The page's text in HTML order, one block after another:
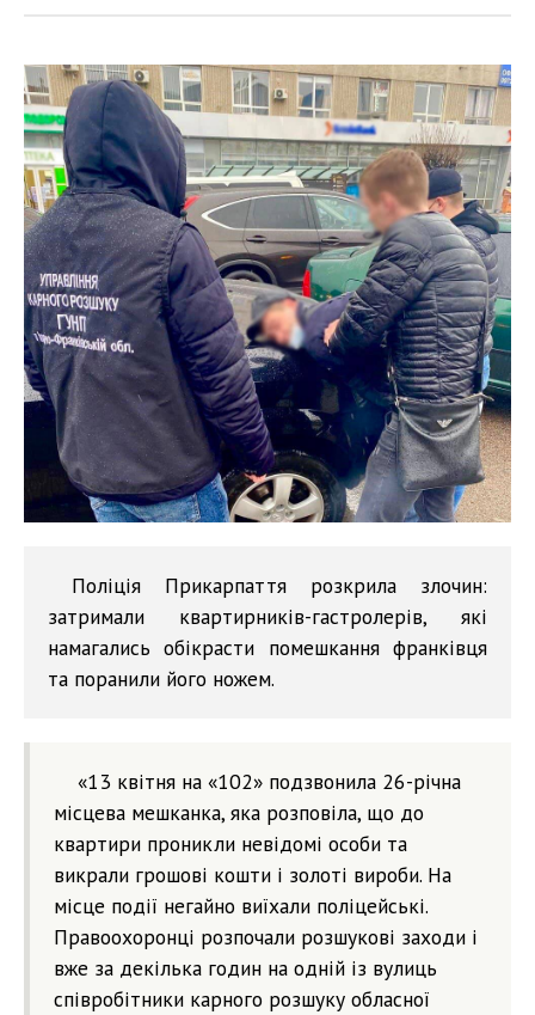
Поліція Прикарпаття розкрила злочин:
затримали квартирників-гастролерів, які
намагались обікрасти помешкання франківця
та поранили його ножем.
«13 квітня на «102» подзвонила 26-річна
місцева мешканка, яка розповіла, що до
квартири проникли невідомі особи та
викрали грошові кошти і золоті вироби. На
місце події негайно виїхали поліцейські.
Правоохоронці розпочали розшукові заходи і
вже за декілька годин на одній із вулиць
співробітники карного розшуку обласної